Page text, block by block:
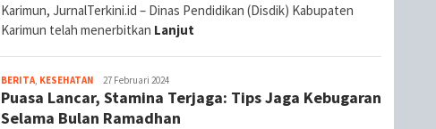
Karimun, JurnalTerkini.id – Dinas Pendidikan (Disdik) Kabupaten
Karimun telah menerbitkan Lanjut
BERITA, KESEHATAN jurnal
27 Februari 2024
Puasa Lancar, Stamina Terjaga: Tips Jaga Kebugaran
Selama Bulan Ramadhan